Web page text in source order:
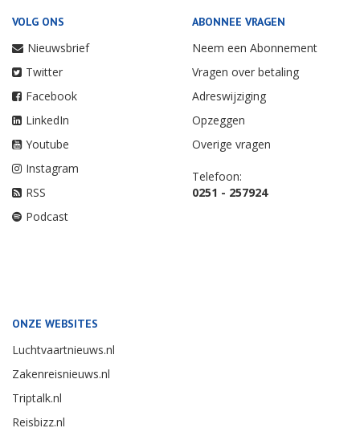
VOLG ONS
Nieuwsbrief
Twitter
Facebook
LinkedIn
Youtube
Instagram
RSS
Podcast
ABONNEE VRAGEN
Neem een Abonnement
Vragen over betaling
Adreswijziging
Opzeggen
Overige vragen
Telefoon:
0251 - 257924
ONZE WEBSITES
Luchtvaartnieuws.nl
Zakenreisnieuws.nl
Triptalk.nl
Reisbizz.nl